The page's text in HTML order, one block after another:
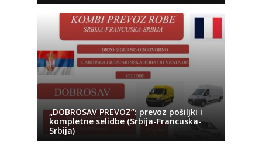
„DOBROSAV PREVOZ“: prevoz pošiljki i
kompletne selidbe (Srbija-Francuska-
Srbija)